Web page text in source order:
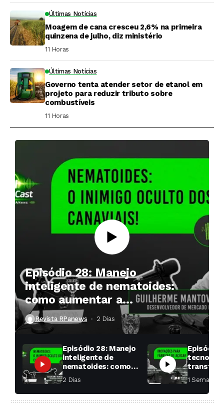
Últimas Notícias
Moagem de cana cresceu 2,6% na primeira
quinzena de julho, diz ministério
11 Horas ⁮
Últimas Notícias
Governo tenta atender setor de etanol em
projeto para reduzir tributo sobre
combustíveis
11 Horas ⁮
Episódio 28: Manejo
inteligente de nematoides:
como aumentar a
produtividade das soqueiras?
Revista RPanews 2 Dias ⁮
Episódio 28: Manejo
inteligente de
nematoides: como
aumentar a
produtividade das
soqueiras?
2 Dias ⁮
Episódio
fábricas
1 Semana ⁮